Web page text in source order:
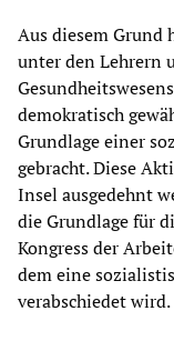
Aus diesem Grund
unter den Lehrern
demokratisch
Grundlage einer
gebracht. Diese
Insel ausgedehnt
die Grundlage für
Kongress der
dem eine
verabschiedet wird.